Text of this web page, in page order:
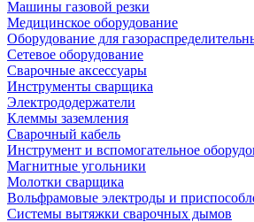
Машины газовой резки
Медицинское оборудование
Оборудование для
Сетевое оборудование
Сварочные аксессуары
Инструменты сварщика
Электрододержатели
Клеммы заземления
Сварочный кабель
Инструмент и вспомогательное
Магнитные угольники
Молотки сварщика
Вольфрамовые электроды и
Системы вытяжки сварочных дымов